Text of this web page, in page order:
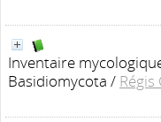
Inventaire
Basidiomycota / Régis